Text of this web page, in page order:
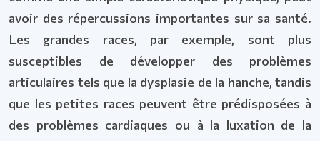
avoir des répercussions importantes sur sa santé.
Les grandes races, par exemple, sont plus
susceptibles de développer des problèmes
articulaires tels que la dysplasie de la hanche, tandis
que les petites races peuvent être prédisposées à
des problèmes cardiaques ou à la luxation de la